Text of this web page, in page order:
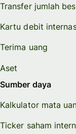
Transfer jumlah
Kartu debit
Terima uang
Aset
Sumber daya
Kalkulator mata
Ticker saham